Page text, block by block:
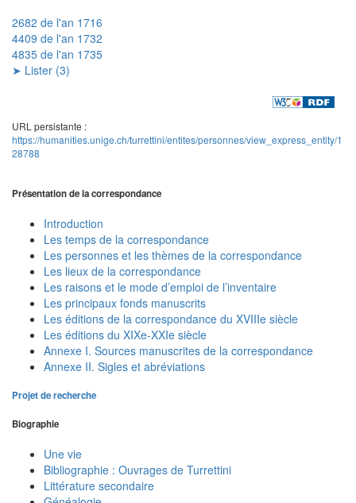
2682 de l'an 1716
4409 de l'an 1732
4835 de l'an 1735
➤ Lister (3)
URL persistante :
https://humanities.unige.ch/turrettini/entites/personnes/view_express_entity/1
28788
Présentation de la correspondance
Introduction
Les temps de la correspondance
Les personnes et les thèmes de la correspondance
Les lieux de la correspondance
Les raisons et le mode d’emploi de l’inventaire
Les principaux fonds manuscrits
Les éditions de la correspondance du XVIIIe siècle
Les éditions du XIXe-XXIe siècle
Annexe I. Sources manuscrites de la correspondance
Annexe II. Sigles et abréviations
Projet de recherche
Biographie
Une vie
Bibliographie : Ouvrages de Turrettini
Littérature secondaire